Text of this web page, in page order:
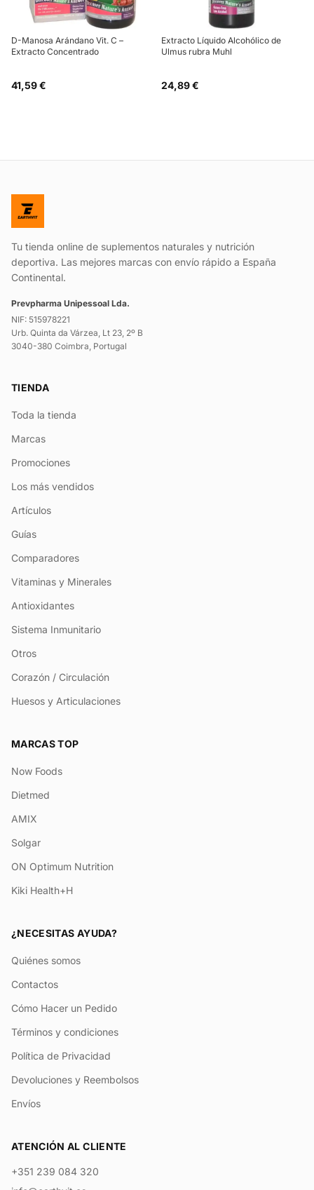
D-Manosa Arándano Vit. C –
Extracto Concentrado
41,59 €
Extracto Líquido Alcohólico de
Ulmus rubra Muhl
24,89 €
Tu tienda online de suplementos naturales y nutrición
deportiva. Las mejores marcas con envío rápido a España
Continental.
Prevpharma Unipessoal Lda.
NIF: 515978221
Urb. Quinta da Várzea, Lt 23, 2º B
3040-380 Coimbra, Portugal
TIENDA
Toda la tienda
Marcas
Promociones
Los más vendidos
Artículos
Guías
Comparadores
Vitaminas y Minerales
Antioxidantes
Sistema Inmunitario
Otros
Corazón / Circulación
Huesos y Articulaciones
MARCAS TOP
Now Foods
Dietmed
AMIX
Solgar
ON Optimum Nutrition
Kiki Health+H
¿NECESITAS AYUDA?
Quiénes somos
Contactos
Cómo Hacer un Pedido
Términos y condiciones
Política de Privacidad
Devoluciones y Reembolsos
Envíos
ATENCIÓN AL CLIENTE
+351 239 084 320